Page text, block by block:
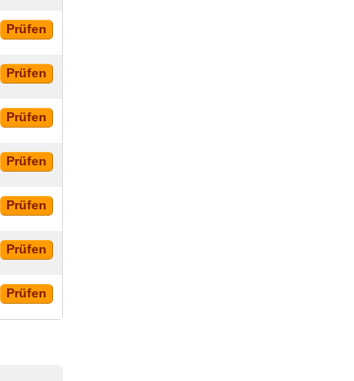
Prüfen
Prüfen
Prüfen
Prüfen
Prüfen
Prüfen
Prüfen